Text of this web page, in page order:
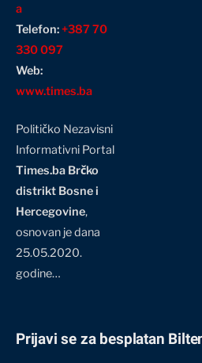
a
Telefon:+387 70
330 097
Web:
www.times.ba
Političko Nezavisni
Informativni Portal
Times.ba Brčko
distrikt Bosne i
Hercegovine,
osnovan je dana
25.05.2020.
godine…
Prijavi se za besplatan